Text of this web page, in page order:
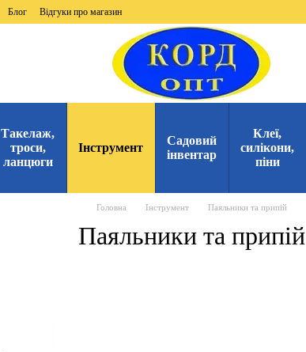
Блог Відгуки про магазин
Такелаж,
троси,
ланцюги
Інструмент
Садовий
інвентар
Клеї,
силікони,
піни
Головна Інструмент Паяльники та припій
Паяльники та припій